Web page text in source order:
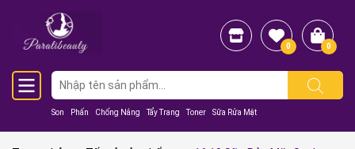
Son Phấn Chống Nắng Tẩy Trang Toner Sữa Rửa Mặt
0 0